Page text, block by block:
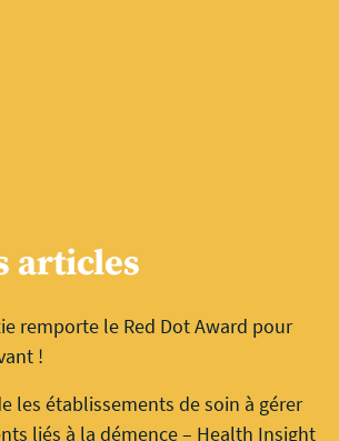
articles
remporte le Red Dot Award pour
!
les établissements de soin à gérer
liés à la démence – Health Insight